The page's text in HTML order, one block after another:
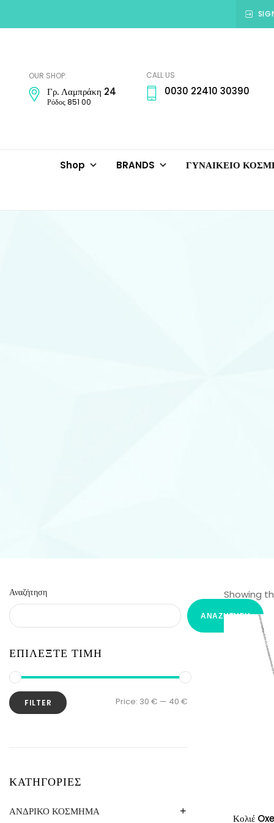
OUR SHOP:
Γρ. Λαμπράκη 24
Ρόδος 851 00
CALL US
0030 22410 30390
Shop BRANDS ΓΥΝΑΙΚΕΙΟ
Showing
Κολιέ
Αναζήτηση
ΑΝΑΖΉΤΗΣΗ
ΕΠΙΛΕΞΤΕ ΤΙΜΗ
FILTER Price: 30 € — 40 €
ΚΑΤΗΓΟΡΙΕΣ
ΑΝΔΡΙΚΟ ΚΟΣΜΗΜΑ